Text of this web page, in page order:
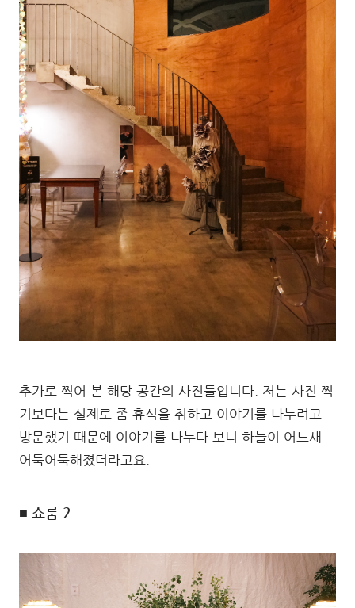
추가로 찍어 본 해당 공간의 사진들입니다. 저는 사진 찍
기보다는 실제로 좀 휴식을 취하고 이야기를 나누려고
방문했기 때문에 이야기를 나누다 보니 하늘이 어느새
어둑어둑해졌더라고요.
■ 쇼룸 2